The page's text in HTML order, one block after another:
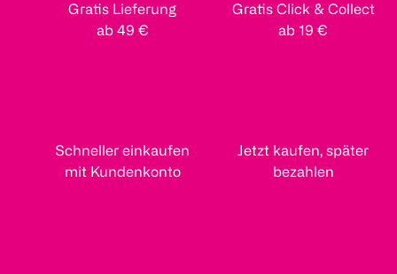
Gratis Lieferung
ab 49 €
Gratis Click & Collect
ab 19 €
Schneller einkaufen
mit Kundenkonto
Jetzt kaufen, später
bezahlen